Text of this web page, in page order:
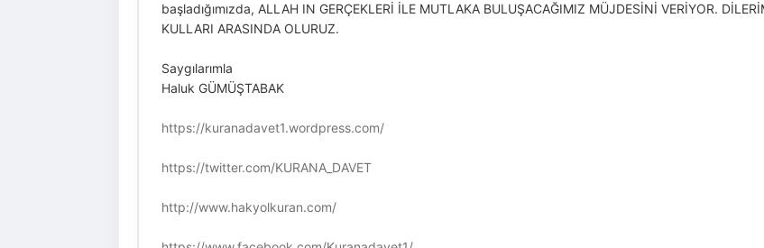
başladığımızda, ALLAH IN GERÇEKLERİ İLE MUTLAKA BULUŞACAĞIMIZ MÜJDESİNİ VERİYOR.
KULLARI ARASINDA OLURUZ.
Saygılarımla
Haluk GÜMÜŞTABAK
https://kuranadavet1.wordpress.com/
https://twitter.com/KURANA_DAVET
http://www.hakyolkuran.com/